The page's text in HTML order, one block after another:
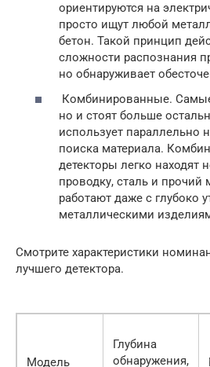
ориентируются на
просто ищут любой
бетон. Такой принцип
сложности распознания
но обнаруживает
Комбинированные.
но и стоят больше
использует параллельно
поиска материала.
детекторы легко находят
проводку, сталь и прочий
работают даже с глубоко
металлическими
Смотрите характеристики
лучшего детектора.
Модель
Глубина
обнаружения,